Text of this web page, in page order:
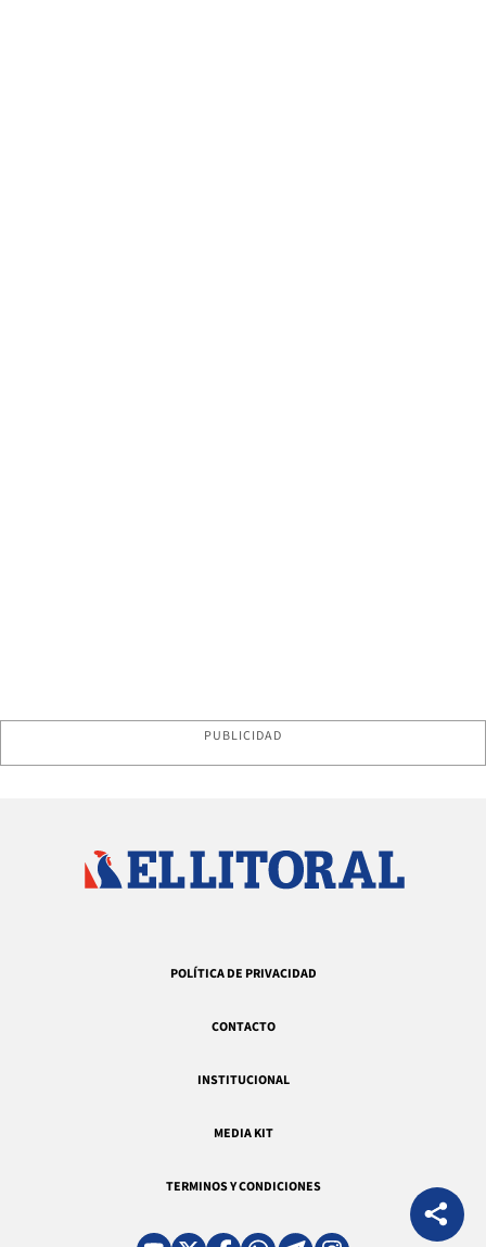
PUBLICIDAD
POLÍTICA DE PRIVACIDAD
CONTACTO
INSTITUCIONAL
MEDIA KIT
TERMINOS Y CONDICIONES